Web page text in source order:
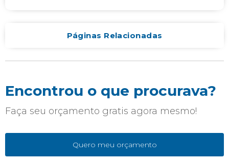
Páginas Relacionadas
Encontrou o que procurava?
Faça seu orçamento gratis agora mesmo!
Quero meu orçamento